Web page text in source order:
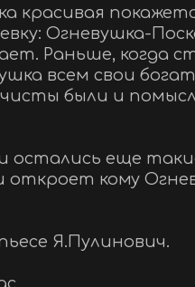
красивая
Огневушка-
Раньше, когда
всем свои
были и
еще
откроет кому
Я.Пулинович.